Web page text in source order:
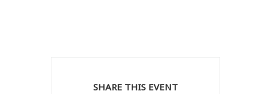
SHARE THIS EVENT